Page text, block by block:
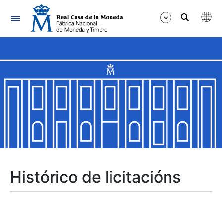
Navegación
Mostrar/Ocultar
Mostrar/Ocultar
Mostrar/Ocultar
Histórico de licitacións